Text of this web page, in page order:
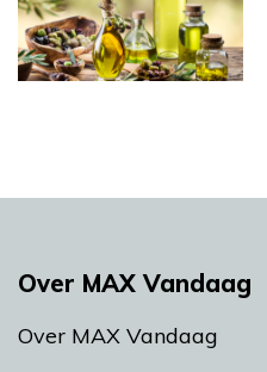
Over MAX Vandaag
Over MAX Vandaag